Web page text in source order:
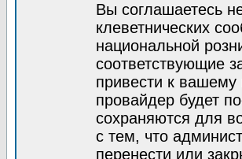
Вы соглашаетесь
клеветнических
национальной
соответствующие
привести к
провайдер будет
сохраняются для
с тем, что
перенести или